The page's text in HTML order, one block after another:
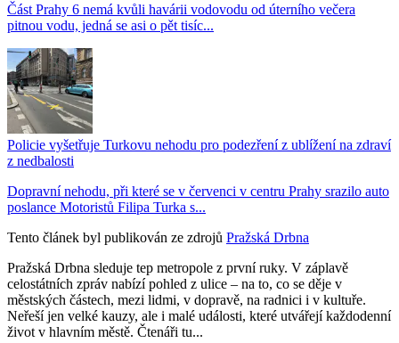
Část Prahy 6 nemá kvůli havárii vodovodu od úterního večera
pitnou vodu, jedná se asi o pět tisíc...
Policie vyšetřuje Turkovu nehodu pro podezření z ublížení na zdraví
z nedbalosti
Dopravní nehodu, při které se v červenci v centru Prahy srazilo auto
poslance Motoristů Filipa Turka s...
Tento článek byl publikován ze zdrojů Pražská Drbna
Pražská Drbna sleduje tep metropole z první ruky. V záplavě
celostátních zpráv nabízí pohled z ulice – na to, co se děje v
městských částech, mezi lidmi, v dopravě, na radnici i v kultuře.
Neřeší jen velké kauzy, ale i malé události, které utvářejí každodenní
život v hlavním městě. Čtenáři tu...